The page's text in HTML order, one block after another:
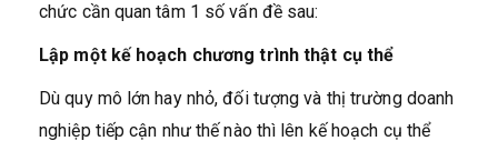
chức cần quan tâm 1 số vấn đề sau:
Lập một kế hoạch chương trình thật cụ thể
Dù quy mô lớn hay nhỏ, đối tượng và thị trường doanh
nghiệp tiếp cận như thế nào thì lên kế hoạch cụ thể